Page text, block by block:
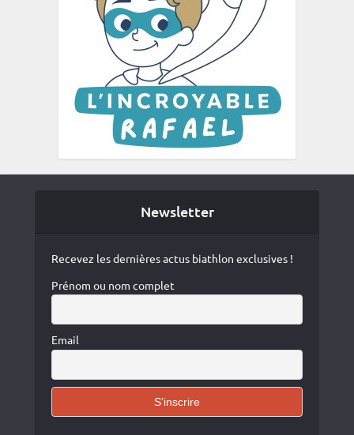
Newsletter
Recevez les dernières actus biathlon exclusives !
Prénom ou nom complet
Email